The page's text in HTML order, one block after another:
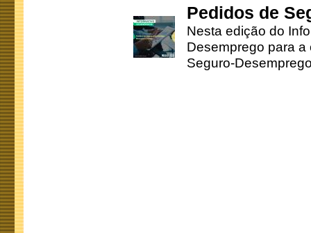
Pedidos de
Nesta edição do
Desemprego para
Seguro-